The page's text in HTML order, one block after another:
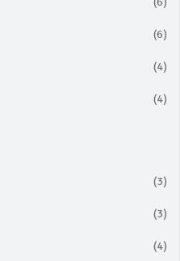
(6)
(4)
(4)
(3)
(3)
(4)